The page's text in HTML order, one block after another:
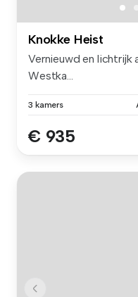
Knokke Heist
Vernieuwd en lichtrijk
Westka...
3 kamers
€ 935